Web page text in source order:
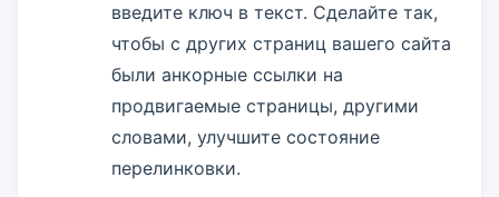
введите ключ в текст. Сделайте так,
чтобы с других страниц вашего сайта
были анкорные ссылки на
продвигаемые страницы, другими
словами, улучшите состояние
перелинковки.